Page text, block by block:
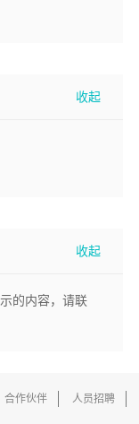
的内容，请联
合作伙伴 人员招聘